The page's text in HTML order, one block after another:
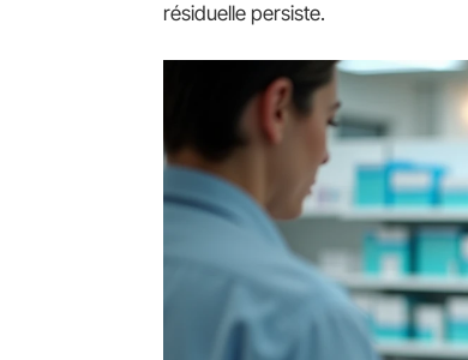
résiduelle persiste.